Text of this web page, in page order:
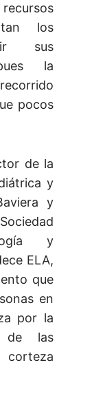
los
sus
la
pocos
de la
y
y
y
ELA,
que
en
por la
de las